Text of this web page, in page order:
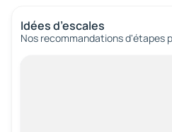
Idées d’escales
Nos recommandations d'étapes